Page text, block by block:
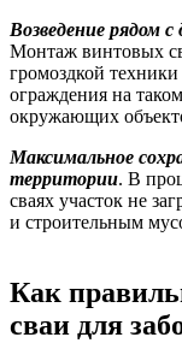
Возведение рядом
Монтаж винтовых
громоздкой
ограждения на
окружающих
Максимальное
территории. В
сваях участок не
и строительным
Как
сваи для